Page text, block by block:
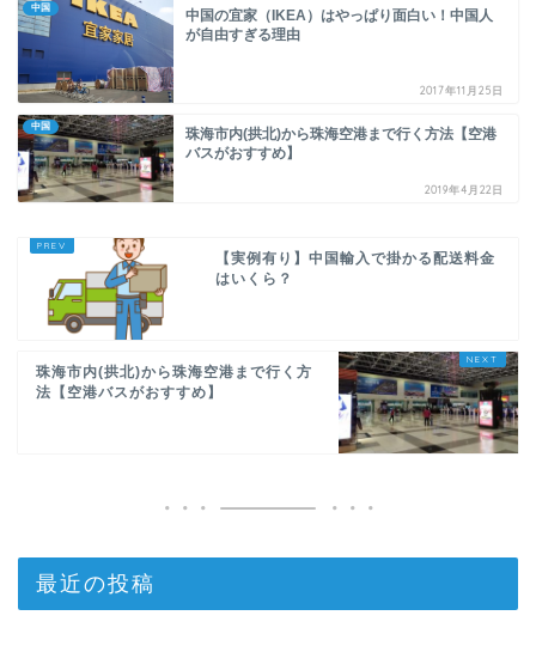
中国
中国の宜家（IKEA）はやっぱり面白い！中国人
が自由すぎる理由
2017年11月25日
中国
珠海市内(拱北)から珠海空港まで行く方法【空港
バスがおすすめ】
2019年4月22日
【実例有り】中国輸入で掛かる配送料金
はいくら？
珠海市内(拱北)から珠海空港まで行く方
法【空港バスがおすすめ】
最近の投稿